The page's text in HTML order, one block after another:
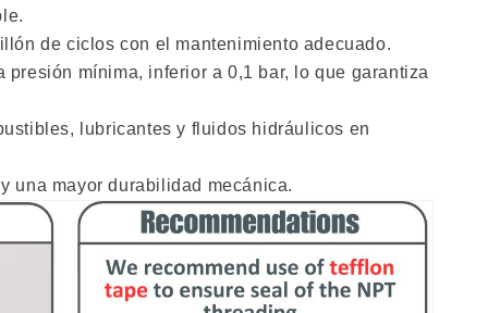
de ciclos con el mantenimiento adecuado.
mínima, inferior a 0,1 bar, lo que garantiza
lubricantes y fluidos hidráulicos en
una mayor durabilidad mecánica.